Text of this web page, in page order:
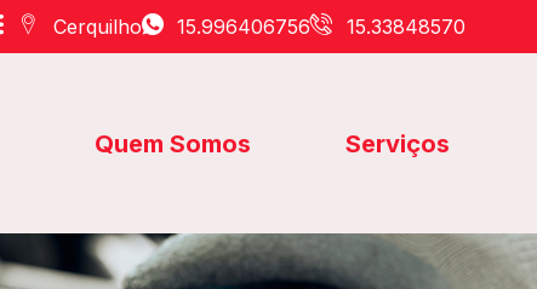
Cerquilho 15.996406756 15.33848570
Quem Somos Serviços